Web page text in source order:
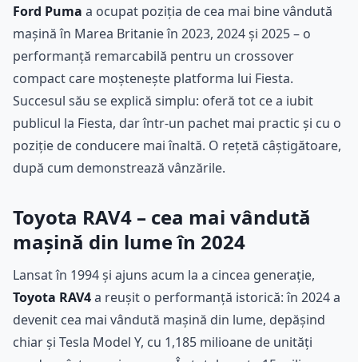
Ford Puma a ocupat poziția de cea mai bine vândută
mașină în Marea Britanie în 2023, 2024 și 2025 – o
performanță remarcabilă pentru un crossover
compact care moștenește platforma lui Fiesta.
Succesul său se explică simplu: oferă tot ce a iubit
publicul la Fiesta, dar într-un pachet mai practic și cu o
poziție de conducere mai înaltă. O rețetă câștigătoare,
după cum demonstrează vânzările.
Toyota RAV4 – cea mai vândută
mașină din lume în 2024
Lansat în 1994 și ajuns acum la a cincea generație,
Toyota RAV4a reușit o performanță istorică: în 2024 a
devenit cea mai vândută mașină din lume, depășind
chiar și Tesla Model Y, cu 1,185 milioane de unități